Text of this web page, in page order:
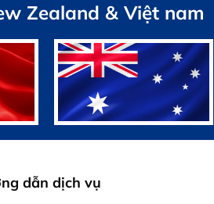
Zealand & Việt nam
dẫn dịch vụ